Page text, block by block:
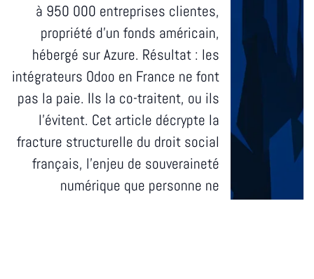
à 950 000 entreprises clientes,
propriété d'un fonds américain,
hébergé sur Azure. Résultat : les
intégrateurs Odoo en France ne font
pas la paie. Ils la co-traitent, ou ils
l'évitent. Cet article décrypte la
fracture structurelle du droit social
français, l'enjeu de souveraineté
numérique que personne ne